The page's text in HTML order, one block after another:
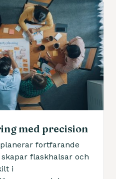
med precision
fortfarande
flaskhalsar och
i